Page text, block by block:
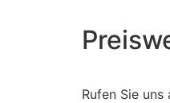
Rufen Sie uns